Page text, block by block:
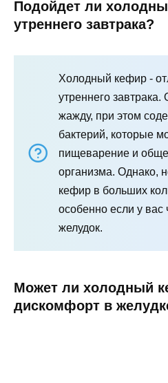
Подойдет ли
утреннего завтрака?
Холодный кефир -
утреннего завтрака.
жажду, при этом
бактерий, которые
пищеварение и
организма. Однако,
кефир в больших
особенно если у вас
желудок.
Может ли холодный
дискомфорт в